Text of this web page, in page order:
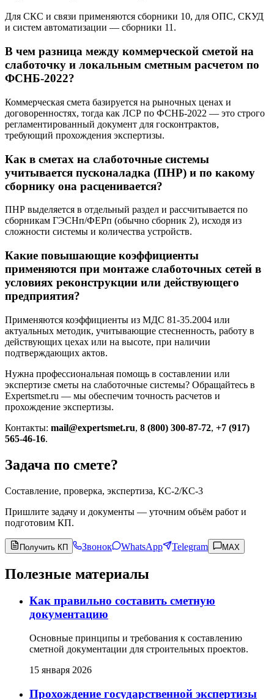
Для СКС и связи применяются сборники 10, для ОПС, СКУД
и систем автоматизации — сборники 11.
В чем разница между коммерческой сметой на
слаботочку и локальным сметным расчетом по
ФСНБ-2022?
Коммерческая смета базируется на рыночных ценах и
договоренностях, тогда как ЛСР по ФСНБ-2022 — это строго
регламентированный документ для госконтрактов,
требующий прохождения экспертизы.
Как в сметах на слаботочные системы
учитывается пусконаладка (ПНР) и по какому
сборнику она расценивается?
ПНР выделяется в отдельный раздел и рассчитывается по
сборникам ГЭСНп/ФЕРп (обычно сборник 2), исходя из
сложности системы и количества устройств.
Какие повышающие коэффициенты
применяются при монтаже слаботочных сетей в
условиях реконструкции или действующего
предприятия?
Применяются коэффициенты из МДС 81-35.2004 или
актуальных методик, учитывающие стесненность, работу в
действующих цехах или на высоте, при наличии
подтверждающих актов.
Нужна профессиональная помощь в составлении или
экспертизе сметы на слаботочные системы? Обращайтесь в
Expertsmet.ru — мы обеспечим точность расчетов и
прохождение экспертизы.
Контакты: mail@expertsmet.ru, 8 (800) 300-87-72, +7 (917)
565-46-16.
Задача по смете?
Составление, проверка, экспертиза, КС-2/КС-3
Пришлите задачу и документы — уточним объём работ и
подготовим КП.
Получить КП Звонок WhatsApp Telegram MAX
Полезные материалы
Как правильно составить сметную
документацию
Основные принципы и требования к составлению
сметной документации для строительных проектов.
15 января 2026
Прохождение государственной экспертизы